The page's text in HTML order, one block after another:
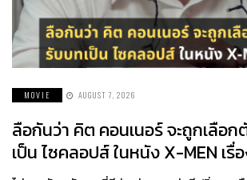
MOVIE AUGUST 7, 2026
ลือกันว่า คิต คอนเนอร์ จะถูกเลือก
เป็น ไซคลอปส์ ในหนัง X-MEN เรื่